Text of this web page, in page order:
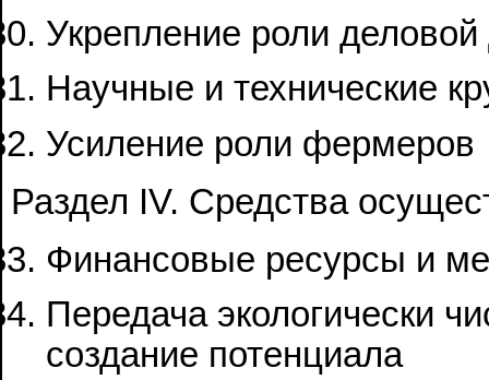
Укрепление роли
Научные и технические
Усиление роли фермеров
Раздел IV. Средства
Финансовые ресурсы и
Передача экологически
создание потенциала